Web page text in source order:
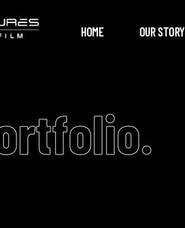
HOME OUR STORY